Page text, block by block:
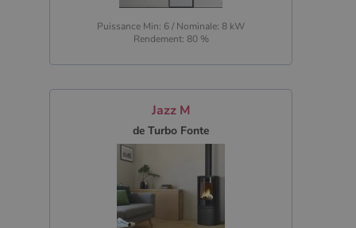
Puissance Min: 6 / Nominale: 8 kW
Rendement: 80 %
Jazz M
de Turbo Fonte